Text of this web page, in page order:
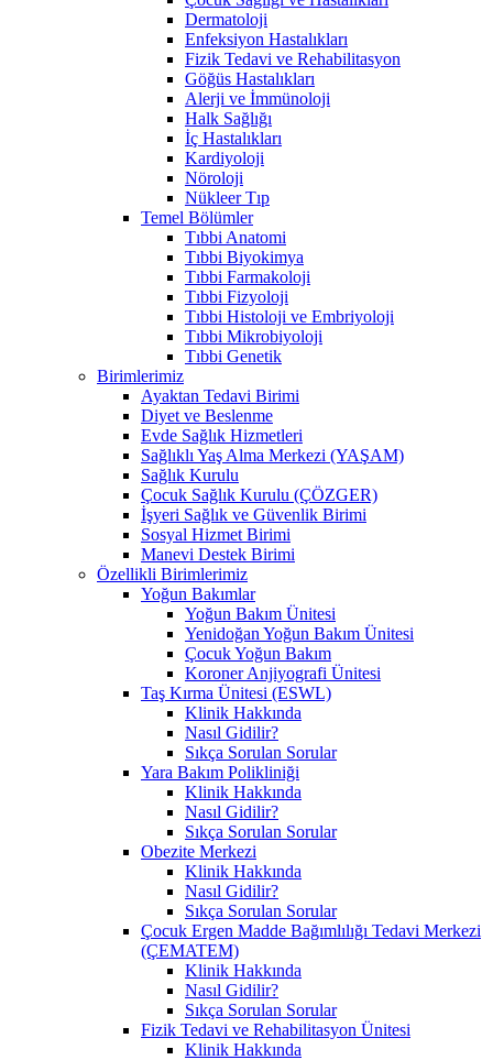
Dermatoloji
Enfeksiyon Hastalıkları
Fizik Tedavi ve Rehabilitasyon
Göğüs Hastalıkları
Alerji ve İmmünoloji
Halk Sağlığı
İç Hastalıkları
Kardiyoloji
Nöroloji
Nükleer Tıp
Temel Bölümler
Tıbbi Anatomi
Tıbbi Biyokimya
Tıbbi Farmakoloji
Tıbbi Fizyoloji
Tıbbi Histoloji ve Embriyoloji
Tıbbi Mikrobiyoloji
Tıbbi Genetik
Birimlerimiz
Ayaktan Tedavi Birimi
Diyet ve Beslenme
Evde Sağlık Hizmetleri
Sağlıklı Yaş Alma Merkezi (YAŞAM)
Sağlık Kurulu
Çocuk Sağlık Kurulu (ÇÖZGER)
İşyeri Sağlık ve Güvenlik Birimi
Sosyal Hizmet Birimi
Manevi Destek Birimi
Özellikli Birimlerimiz
Yoğun Bakımlar
Yoğun Bakım Ünitesi
Yenidoğan Yoğun Bakım Ünitesi
Çocuk Yoğun Bakım
Koroner Anjiyografi Ünitesi
Taş Kırma Ünitesi (ESWL)
Klinik Hakkında
Nasıl Gidilir?
Sıkça Sorulan Sorular
Yara Bakım Polikliniği
Klinik Hakkında
Nasıl Gidilir?
Sıkça Sorulan Sorular
Obezite Merkezi
Klinik Hakkında
Nasıl Gidilir?
Sıkça Sorulan Sorular
Çocuk Ergen Madde Bağımlılığı Tedavi Merkezi
(ÇEMATEM)
Klinik Hakkında
Nasıl Gidilir?
Sıkça Sorulan Sorular
Fizik Tedavi ve Rehabilitasyon Ünitesi
Klinik Hakkında